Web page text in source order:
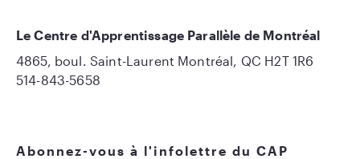
Abonnez-vous à l'infolettre du CAP
Le Centre d'Apprentissage Parallèle de Montréal
4865, boul. Saint-Laurent Montréal, QC H2T 1R6
514-843-5658